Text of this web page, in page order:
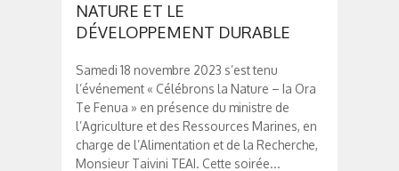
NATURE ET LE
DÉVELOPPEMENT DURABLE
Samedi 18 novembre 2023 s’est tenu
l’événement « Célébrons la Nature – Ia Ora
Te Fenua » en présence du ministre de
l’Agriculture et des Ressources Marines, en
charge de l’Alimentation et de la Recherche,
Monsieur Taivini TEAI. Cette soirée...